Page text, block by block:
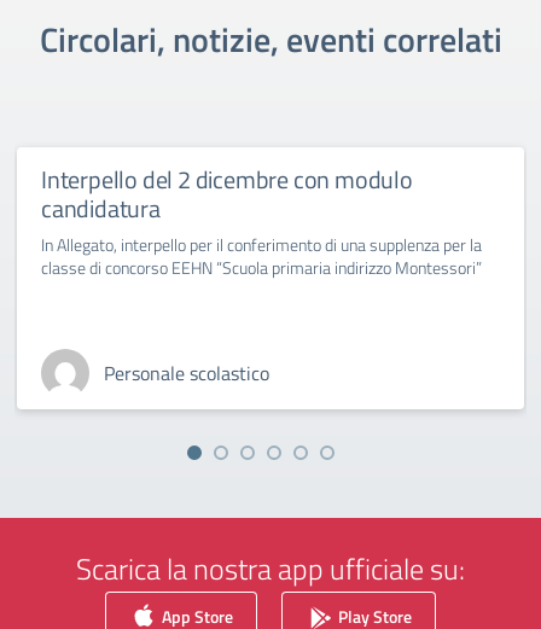
Circolari, notizie, eventi correlati
Interpello del 2 dicembre con modulo
candidatura
In Allegato, interpello per il conferimento di una supplenza per la
classe di concorso EEHN “Scuola primaria indirizzo Montessori”
Personale scolastico
Scarica la nostra app ufficiale su:
App Store Play Store